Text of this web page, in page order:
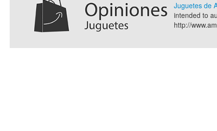
Juguetes de
intended to
http://